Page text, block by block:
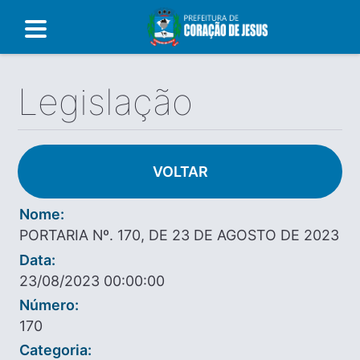
Legislação
VOLTAR
Nome:
PORTARIA Nº. 170, DE 23 DE AGOSTO DE 2023
Data:
23/08/2023 00:00:00
Número:
170
Categoria: